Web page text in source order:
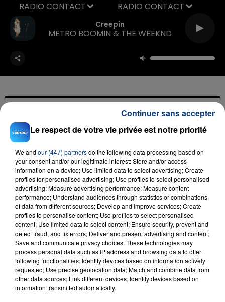
Creepin
METRO BOOMIN & THE WEEKND
RADIO CONTACT
FIL D'ACTU
23 juillet 2026
INCENDIE MORTEL À LENS : UNE FEMME ET
SON BÉBÉ ENTRE LA VIE ET LA...
Un homme s'est immolé par le feu après avoir
aspergé sa compagne et leur bébé de trois mois
d'un liquide inflammable.
Le respect de votre vie privée est notre priorité
We and our (447) partnersdo the following data processing based on
your consent and/or our legitimate interest: Store and/or access
information on a device; Use limited data to select advertising; Create
profiles for personalised advertising; Use profiles to select personalised
advertising; Measure advertising performance; Measure content
performance; Understand audiences through statistics or combinations
of data from different sources; Develop and improve services; Create
profiles to personalise content; Use profiles to select personalised
content; Use limited data to select content; Ensure security, prevent and
detect fraud, and fix errors; Deliver and present advertising and content;
Save and communicate privacy choices. These technologies may
process personal data such as IP address and browsing data to offer
following functionalities: Identify devices based on information actively
requested; Use precise geolocation data; Match and combine data from
other data sources; Link different devices; Identify devices based on
information transmitted automatically.
Continuer sans accepter